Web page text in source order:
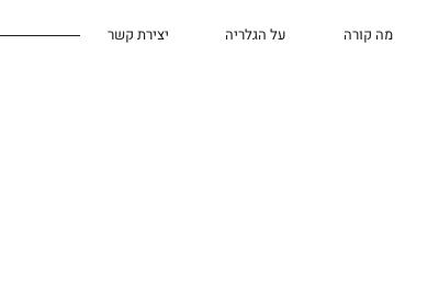
מה קורה על הגלריה יצירת קשר